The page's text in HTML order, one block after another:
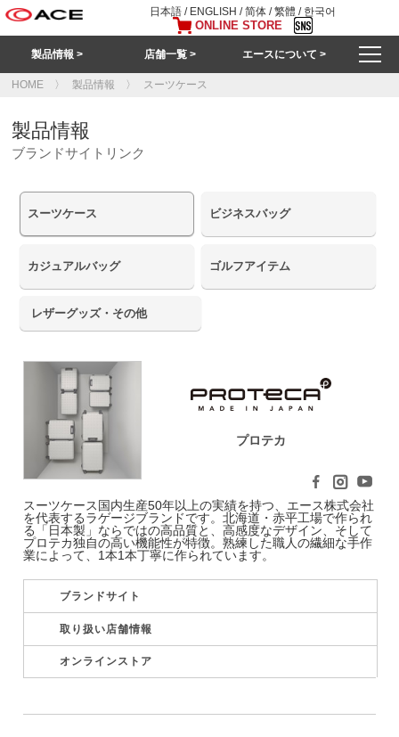
日本語 / ENGLISH /简体 /繁體 / 한국어
ONLINE STORE
製品情報 > 店舗一覧 > エースについて >
HOME 製品情報 スーツケース
製品情報
ブランドサイトリンク
スーツケース ビジネスバッグ
カジュアルバッグ ゴルフアイテム
レザーグッズ・その他
プロテカ
スーツケース国内生産50年以上の実績を持つ、エース株式会社
を代表するラゲージブランドです。北海道・赤平工場で作られ
る「日本製」ならではの高品質と、高感度なデザイン、そして
プロテカ独自の高い機能性が特徴。熟練した職人の繊細な手作
業によって、1本1本丁寧に作られています。
ブランドサイト
取り扱い店舗情報
オンラインストア